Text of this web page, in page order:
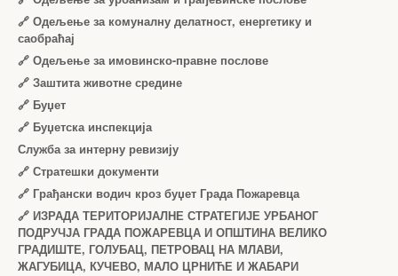
🔗 Одељење за комуналну делатност, енергетику и
саобраћај
🔗 Одељење за имовинско-правне послове
🔗 Заштита животне средине
🔗 Буџет
🔗 Буџетска инспекција
Служба за интерну ревизију
🔗 Стратешки документи
🔗 Грађански водич кроз буџет Града Пожаревца
🔗 ИЗРАДА ТЕРИТОРИЈАЛНЕ СТРАТЕГИЈЕ УРБАНОГ
ПОДРУЧЈА ГРАДА ПОЖАРЕВЦА И ОПШТИНА ВЕЛИКО
ГРАДИШТЕ, ГОЛУБАЦ, ПЕТРОВАЦ НА МЛАВИ,
ЖАГУБИЦА, КУЧЕВО, МАЛО ЦРНИЋЕ И ЖАБАРИ